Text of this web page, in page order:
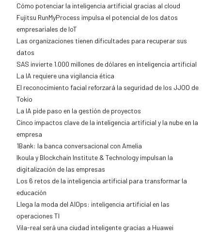
Cómo potenciar la inteligencia artificial gracias al cloud
Fujitsu RunMyProcess impulsa el potencial de los datos
empresariales de IoT
Las organizaciones tienen dificultades para recuperar sus
datos
SAS invierte 1.000 millones de dólares en inteligencia artificial
La IA requiere una vigilancia ética
El reconocimiento facial reforzará la seguridad de los JJOO de
Tokio
La IA pide paso en la gestión de proyectos
Cinco impactos clave de la inteligencia artificial y la nube en la
empresa
1Bank: la banca conversacional con Amelia
Ikoula y Blockchain Institute & Technology impulsan la
digitalización de las empresas
Los 6 retos de la inteligencia artificial para transformar la
educación
Llega la moda del AIOps: inteligencia artificial en las
operaciones TI
Vila-real será una ciudad inteligente gracias a Huawei